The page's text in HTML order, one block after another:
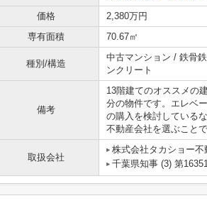
価格 2,380万円
専有面積
70.67㎡
種別/構造
中古マンション / 鉄骨
ンクリート
備考
13階建てのオススメの
分の物件です。エレベ
の購入を検討している
不動産会社を選ぶこと
取扱会社
株式会社タカショー不
千葉県知事 (3) 第